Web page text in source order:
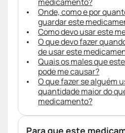
Onde, como e por
guardar este
Como devo usar este
O que devo fazer
de usar este
Quais os males que
pode me causar?
O que fazer se alguém
quantidade maior do
medicamento?
Para que este